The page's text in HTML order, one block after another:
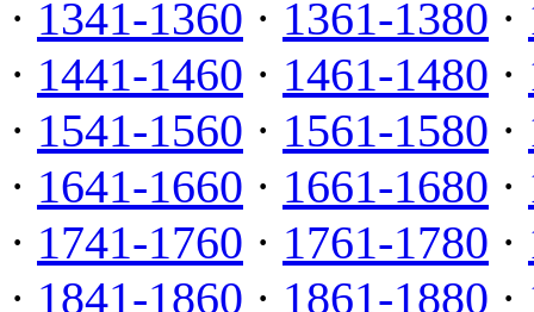
· 1341-1360 · 1361-1380 ·
· 1441-1460 · 1461-1480 ·
· 1541-1560 · 1561-1580 ·
· 1641-1660 · 1661-1680 ·
· 1741-1760 · 1761-1780 ·
· 1841-1860 · 1861-1880 ·